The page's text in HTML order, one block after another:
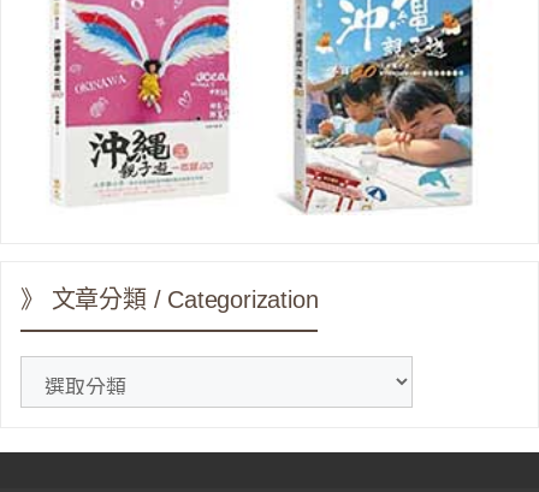
》 文章分類 / Categorization
分